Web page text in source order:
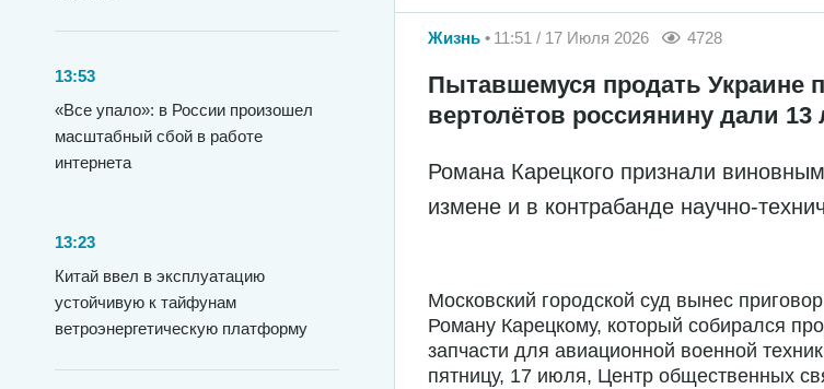
13:53
«Все упало»: в России произошел
масштабный сбой в работе
интернета
13:23
Китай ввел в эксплуатацию
устойчивую к тайфунам
ветроэнергетическую платформу
Жизнь 11:51 / 17 Июля 2026 4728
Пытавшемуся продать Украине
вертолётов россиянину дали 13
Романа Карецкого признали
измене и в контрабанде научно-
Московский городской суд вынес
Роману Карецкому, который собирался
запчасти для авиационной военной
пятницу, 17 июля, Центр общественных